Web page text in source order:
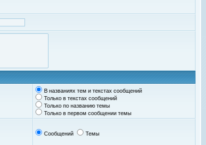
В названиях тем и текстах сообщений
Только в текстах сообщений
Только по названию темы
Только в первом сообщении темы
Сообщений Темы